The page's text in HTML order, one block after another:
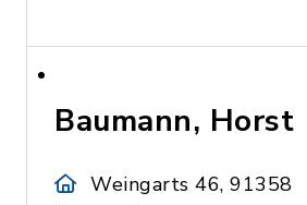
Baumann, Horst
Weingarts 46, 91358